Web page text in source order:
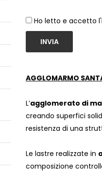
Ho letto e accetto
INVIA
AGGLOMARMO
L’agglomerato di
creando superfici
resistenza di una
Le lastre realizzate in
composizione